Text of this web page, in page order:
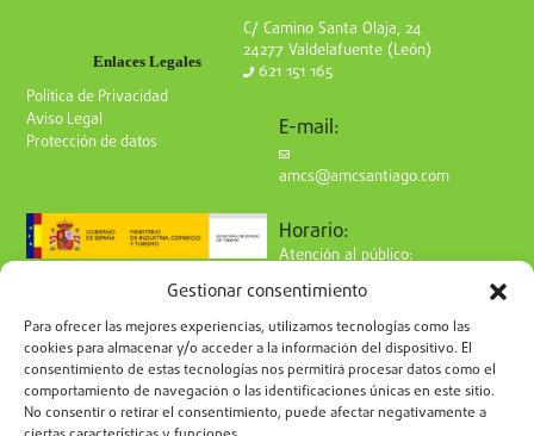
Gestionar consentimiento
Para ofrecer las mejores experiencias, utilizamos tecnologías como las
cookies para almacenar y/o acceder a la información del dispositivo. El
consentimiento de estas tecnologías nos permitirá procesar datos como el
comportamiento de navegación o las identificaciones únicas en este sitio.
No consentir o retirar el consentimiento, puede afectar negativamente a
Enlaces Legales
Política de Privacidad
Aviso Legal
Protección de datos
C/ Camino Santa Olaja, 24
24277 Valdelafuente (León)
621 151 165
E-mail:
amcs@amcsantiago.com
Horario:
Atención al público:
de 9 a 15h
Síguenos en redes: